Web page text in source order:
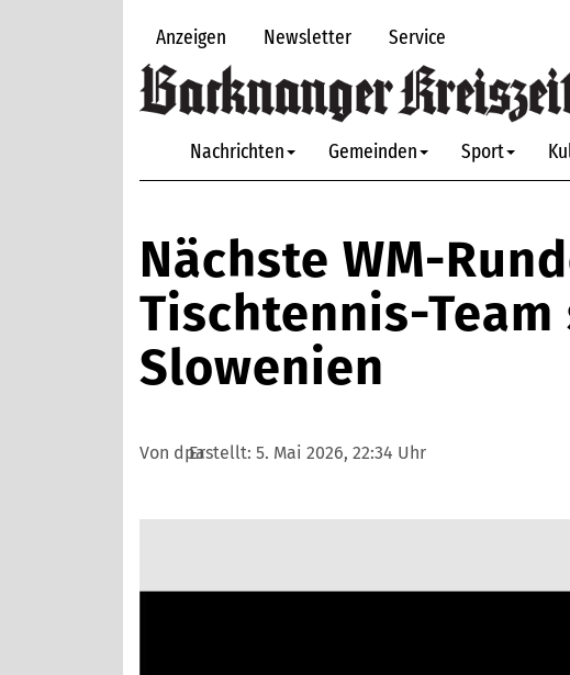
Anzeigen Newsletter Service
Nachrichten Gemeinden Sport
Nächste WM-
Tischtennis-
Slowenien
Von dpaErstellt: 5. Mai 2026, 22:34 Uhr